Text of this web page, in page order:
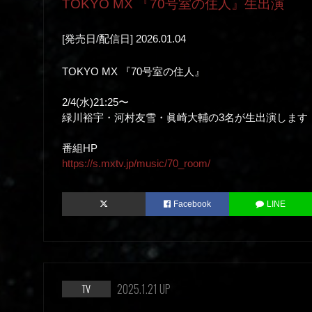
TOKYO MX 『70号室の住人』生出演
[発売日/配信日] 2026.01.04
TOKYO MX 『70号室の住人』
2/4(水)21:25〜
緑川裕宇・河村友雪・眞崎大輔の3名が生出演します
番組HP
https://s.mxtv.jp/music/70_room/
Facebook LINE
TV 2025.1.21 UP